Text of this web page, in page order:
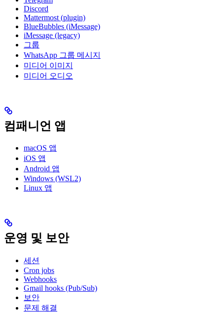
Discord
Mattermost (plugin)
BlueBubbles (iMessage)
iMessage (legacy)
그룹
WhatsApp 그룹 메시지
미디어 이미지
미디어 오디오
컴패니언 앱
macOS 앱
iOS 앱
Android 앱
Windows (WSL2)
Linux 앱
운영 및 보안
세션
Cron jobs
Webhooks
Gmail hooks (Pub/Sub)
보안
문제 해결